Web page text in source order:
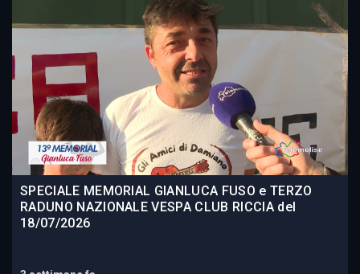
SPECIALE MEMORIAL GIANLUCA FUSO e TERZO
RADUNO NAZIONALE VESPA CLUB RICCIA del
18/07/2026